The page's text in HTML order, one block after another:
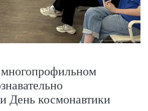
День космонавтики